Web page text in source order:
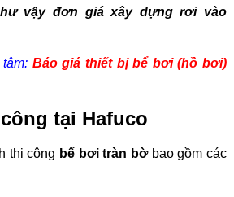
vậy đơn giá xây dựng rơi vào
Báo giá thiết bị bể bơi (hồ bơi)
tại Hafuco
thi công bể bơi tràn bờbao gồm các